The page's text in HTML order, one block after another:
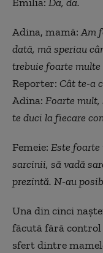
Emilia: Da, da.
Adina, mamă:Am
dată, mă speriau
trebuie foarte
Reporter: Cât te-a
Adina: Foarte
te duci la fiecare
Femeie: Este
sarcinii, să vadă
prezintă. N-au
Una din cinci
făcută fără
sfert dintre